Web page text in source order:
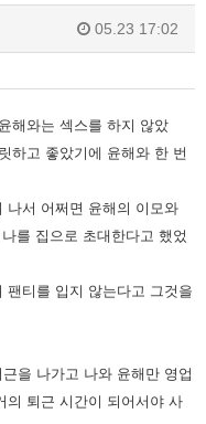
05.23 17:02
해와는 섹스를 하지 않았
하고 좋았기에 윤해와 한 번
나서 어쩌면 윤해의 이모와
를 집으로 초대한다고 했었
팬티를 입지 않는다고 그것을
을 나가고 나와 윤해만 영업
의 퇴근 시간이 되어서야 사